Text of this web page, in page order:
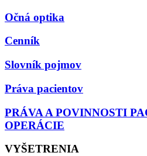
Očná optika
Cenník
Slovník pojmov
Práva pacientov
PRÁVA A POVINNOSTI
OPERÁCIE
VYŠETRENIA